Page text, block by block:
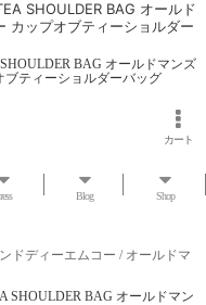
SHOULDER BAG オールド
カップオブティーショルダー
BAG オールドマンズ
ブティーショルダーバッグ
カート
Blog Shop
ドディーエムコー / オールドマ
SHOULDER BAG オールドマン